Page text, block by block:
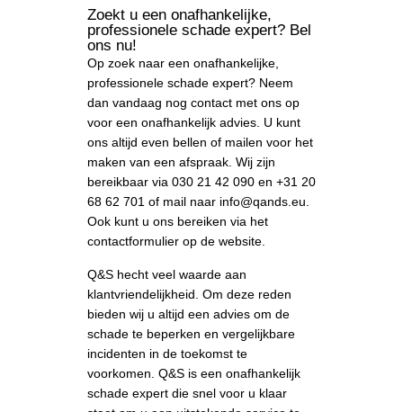
Zoekt u een onafhankelijke,
professionele schade expert? Bel
ons nu!
Op zoek naar een onafhankelijke,
professionele schade expert? Neem
dan vandaag nog contact met ons op
voor een onafhankelijk advies. U kunt
ons altijd even bellen of mailen voor het
maken van een afspraak. Wij zijn
bereikbaar via 030 21 42 090 en +31 20
68 62 701 of mail naar info@qands.eu.
Ook kunt u ons bereiken via het
contactformulier op de website.
Q&S hecht veel waarde aan
klantvriendelijkheid. Om deze reden
bieden wij u altijd een advies om de
schade te beperken en vergelijkbare
incidenten in de toekomst te
voorkomen. Q&S is een onafhankelijk
schade expert die snel voor u klaar